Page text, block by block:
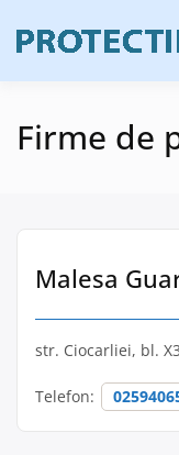
content
Firme de
Malesa
str. Ciocarliei, bl.
Telefon: